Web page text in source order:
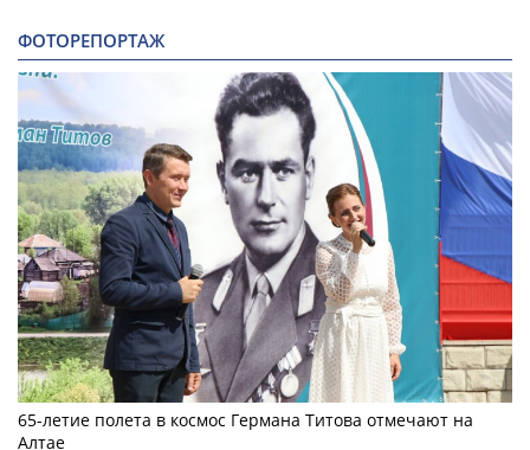
ФОТОРЕПОРТАЖ
65-летие полета в космос Германа Титова отмечают на
Алтае